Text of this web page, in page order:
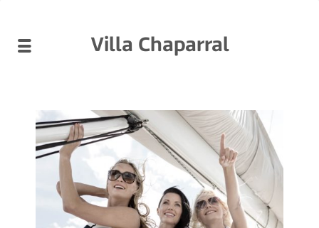
Villa Chaparral